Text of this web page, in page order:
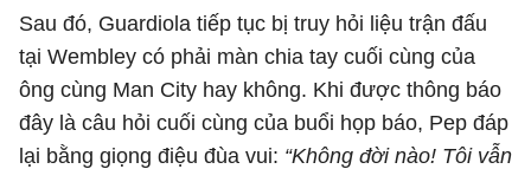
Sau đó, Guardiola tiếp tục bị truy hỏi liệu trận đấu
tại Wembley có phải màn chia tay cuối cùng của
ông cùng Man City hay không. Khi được thông báo
đây là câu hỏi cuối cùng của buổi họp báo, Pep đáp
lại bằng giọng điệu đùa vui: “Không đời nào! Tôi vẫn